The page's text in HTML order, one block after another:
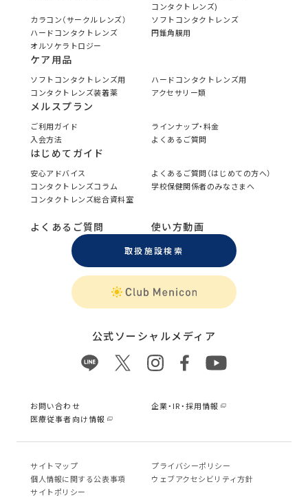
コンタクトレンズ)
カラコン（サークルレンズ）
ソフトコンタクトレンズ
ハードコンタクトレンズ
円錐角膜用
オルソケラトロジー
ケア用品
ソフトコンタクトレンズ用
ハードコンタクトレンズ用
コンタクトレンズ装着薬
アクセサリー類
メルスプラン
ご利用ガイド
ラインナップ・料金
入会方法
よくあるご質問
はじめてガイド
安心アドバイス
よくあるご質問（はじめての方へ）
コンタクトレンズコラム
学校保健関係者のみなさまへ
コンタクトレンズ総合資料室
よくあるご質問 使い方動画
取扱施設検索
公式ソーシャルメディア
お問い合わせ
企業・IR・採用情報
医療従事者向け情報
サイトマップ
プライバシーポリシー
個⼈情報に関する公表事項
ウェブアクセシビリティ方針
サイトポリシー